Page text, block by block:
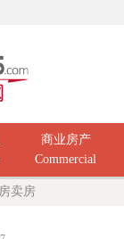
商业房产
Commercial
卖房